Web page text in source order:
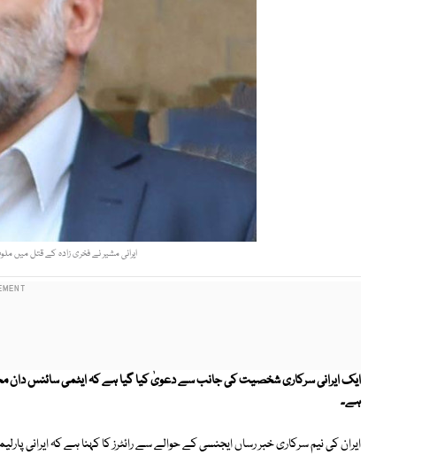
ایرانی مشیر نے فخری زادہ کے قتل میں
ایک ایرانی سرکاری شخصیت کی جانب سے دعویٰ کیا گیا ہے کہ ایٹمی سائنس دان
ہے۔
ایران کی نیم سرکاری خبر رساں ایجنسی کے حوالے سے رائٹرز کا کہنا ہے کہ ایرانی